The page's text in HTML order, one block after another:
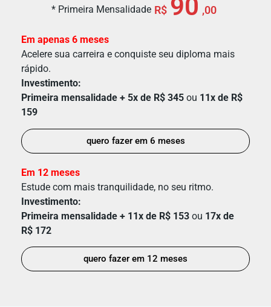
* Primeira Mensalidade R$ 90 ,00
Em apenas 6 meses
Acelere sua carreira e conquiste seu diploma mais
rápido.
Investimento:
Primeira mensalidade + 5x de R$ 345 ou 11x de R$
159
quero fazer em 6 meses
Em 12 meses
Estude com mais tranquilidade, no seu ritmo.
Investimento:
Primeira mensalidade + 11x de R$ 153 ou 17x de
R$ 172
quero fazer em 12 meses